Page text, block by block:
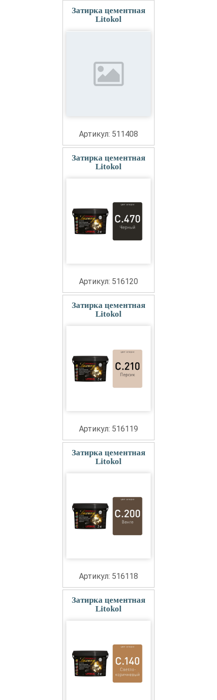
Затирка цементная
Litokol
Артикул: 511408
Затирка цементная
Litokol
Артикул: 516120
Затирка цементная
Litokol
Артикул: 516119
Затирка цементная
Litokol
Артикул: 516118
Затирка цементная
Litokol